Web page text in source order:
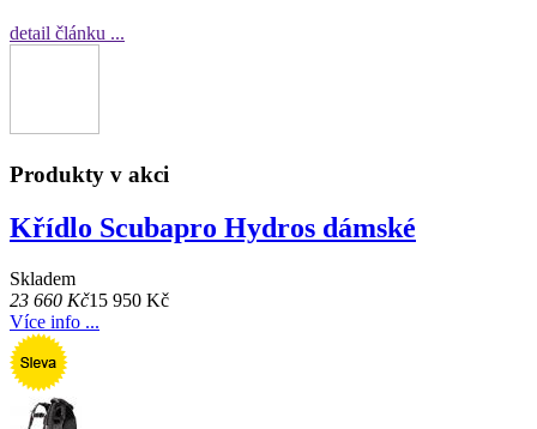
detail článku ...
Produkty v akci
Křídlo Scubapro Hydros dámské
Skladem
23 660 Kč15 950 Kč
Více info ...